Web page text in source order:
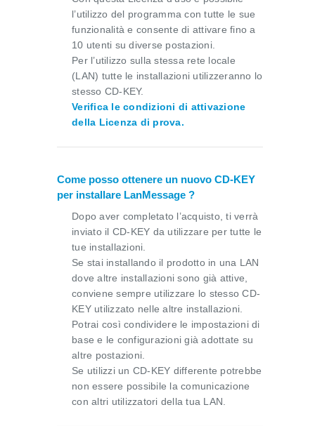
l’utilizzo del programma con tutte le sue
funzionalità e consente di attivare fino a
10 utenti su diverse postazioni.
Per l’utilizzo sulla stessa rete locale
(LAN) tutte le installazioni utilizzeranno lo
stesso CD-KEY.
Verifica le condizioni di attivazione
della Licenza di prova.
Come posso ottenere un nuovo CD-KEY
per installare LanMessage ?
Dopo aver completato l’acquisto, ti verrà
inviato il CD-KEY da utilizzare per tutte le
tue installazioni.
Se stai installando il prodotto in una LAN
dove altre installazioni sono già attive,
conviene sempre utilizzare lo stesso CD-
KEY utilizzato nelle altre installazioni.
Potrai così condividere le impostazioni di
base e le configurazioni già adottate su
altre postazioni.
Se utilizzi un CD-KEY differente potrebbe
non essere possibile la comunicazione
con altri utilizzatori della tua LAN.